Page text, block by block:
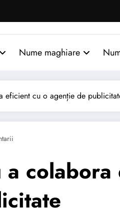
Nume maghiare
eficient cu o agenție de